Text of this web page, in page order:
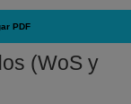
PDF
(WoS y